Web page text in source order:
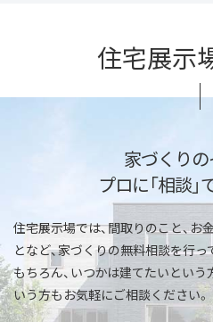
住宅展示
家づくり
プロに「相談
住宅展示場では、間取りのこと、お
となど、家づくりの無料相談を行っ
もちろん、いつかは建てたいという
いう方もお気軽にご相談ください。